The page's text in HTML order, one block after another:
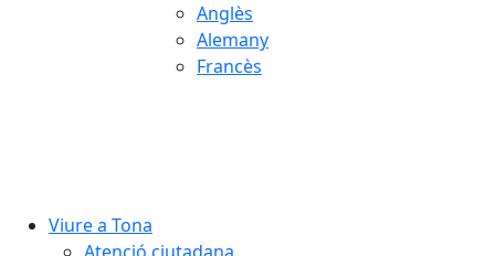
Anglès
Alemany
Francès
Viure a Tona